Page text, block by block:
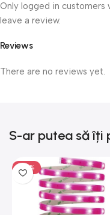
Reviews
There are no reviews yet.
Only logged in customers
leave a review.
S-ar putea să îți
-50%